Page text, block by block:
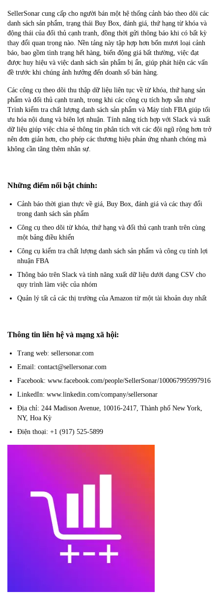
SellerSonar cung cấp cho người bán một hệ thống cảnh báo theo dõi các
danh sách sản phẩm, trạng thái Buy Box, đánh giá, thứ hạng từ khóa và
động thái của đối thủ cạnh tranh, đồng thời gửi thông báo khi có bất kỳ
thay đổi quan trọng nào. Nền tảng này tập hợp hơn bốn mươi loại cảnh
báo, bao gồm tình trạng hết hàng, biến động giá bất thường, việc đạt
được huy hiệu và việc danh sách sản phẩm bị ẩn, giúp phát hiện các vấn
đề trước khi chúng ảnh hưởng đến doanh số bán hàng.
Các công cụ theo dõi thu thập dữ liệu liên tục về từ khóa, thứ hạng sản
phẩm và đối thủ cạnh tranh, trong khi các công cụ tích hợp sẵn như
Trình kiểm tra chất lượng danh sách sản phẩm và Máy tính FBA giúp tối
ưu hóa nội dung và biên lợi nhuận. Tính năng tích hợp với Slack và xuất
dữ liệu giúp việc chia sẻ thông tin phân tích với các đội ngũ rộng hơn trở
nên đơn giản hơn, cho phép các thương hiệu phản ứng nhanh chóng mà
không cần tăng thêm nhân sự.
Những điểm nổi bật chính:
Cảnh báo thời gian thực về giá, Buy Box, đánh giá và các thay đổi
trong danh sách sản phẩm
Công cụ theo dõi từ khóa, thứ hạng và đối thủ cạnh tranh trên cùng
một bảng điều khiển
Công cụ kiểm tra chất lượng danh sách sản phẩm và công cụ tính lợi
nhuận FBA
Thông báo trên Slack và tính năng xuất dữ liệu dưới dạng CSV cho
quy trình làm việc của nhóm
Quản lý tất cả các thị trường của Amazon từ một tài khoản duy nhất
Thông tin liên hệ và mạng xã hội:
Trang web: sellersonar.com
Email: contact@sellersonar.com
Facebook: www.facebook.com/people/SellerSonar/100067995997916
LinkedIn: www.linkedin.com/company/sellersonar
Địa chỉ: 244 Madison Avenue, 10016-2417, Thành phố New York,
NY, Hoa Kỳ
Điện thoại: +1 (917) 525-5899